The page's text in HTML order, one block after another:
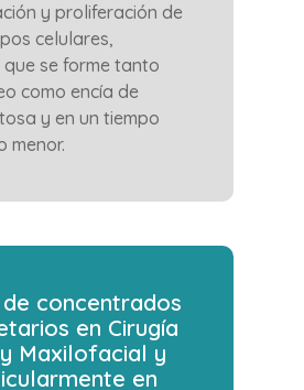
y proliferación de
celulares,
se forme tanto
como encía de
y en un tiempo
menor.
de concentrados
en Cirugía
Maxilofacial y
en